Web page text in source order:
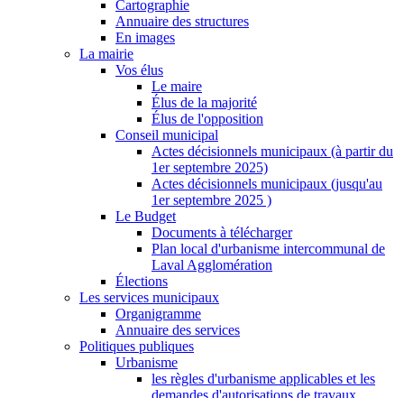
Cartographie
Annuaire des structures
En images
La mairie
Vos élus
Le maire
Élus de la majorité
Élus de l'opposition
Conseil municipal
Actes décisionnels municipaux (à partir du
1er septembre 2025)
Actes décisionnels municipaux (jusqu'au
1er septembre 2025 )
Le Budget
Documents à télécharger
Plan local d'urbanisme intercommunal de
Laval Agglomération
Élections
Les services municipaux
Organigramme
Annuaire des services
Politiques publiques
Urbanisme
les règles d'urbanisme applicables et les
demandes d'autorisations de travaux